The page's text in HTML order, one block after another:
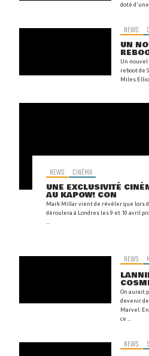
doté
NEWS
UN
Un
reboot de
Miles
NEWS CINÉMA
UNE EXCLUSIVITÉ
AU KAPOW! CON
Mark Millar vient de révéler que lors
déroulera à Londres les 9 et 10 avril
NEWS
On aurait
devenir
Marvel.
ce ...
NEWS